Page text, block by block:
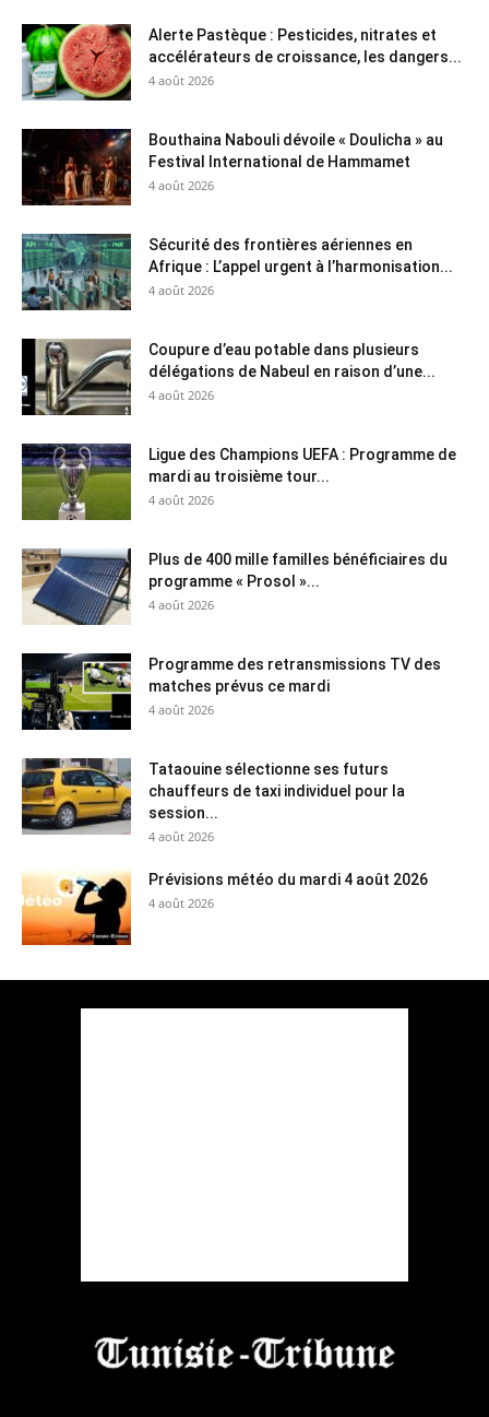
Alerte Pastèque : Pesticides, nitrates et
accélérateurs de croissance, les dangers...
4 août 2026
Bouthaina Nabouli dévoile « Doulicha » au
Festival International de Hammamet
4 août 2026
Sécurité des frontières aériennes en
Afrique : L’appel urgent à l’harmonisation...
4 août 2026
Coupure d’eau potable dans plusieurs
délégations de Nabeul en raison d’une...
4 août 2026
Ligue des Champions UEFA : Programme de
mardi au troisième tour...
4 août 2026
Plus de 400 mille familles bénéficiaires du
programme « Prosol »...
4 août 2026
Programme des retransmissions TV des
matches prévus ce mardi
4 août 2026
Tataouine sélectionne ses futurs
chauffeurs de taxi individuel pour la
session...
4 août 2026
Prévisions météo du mardi 4 août 2026
4 août 2026